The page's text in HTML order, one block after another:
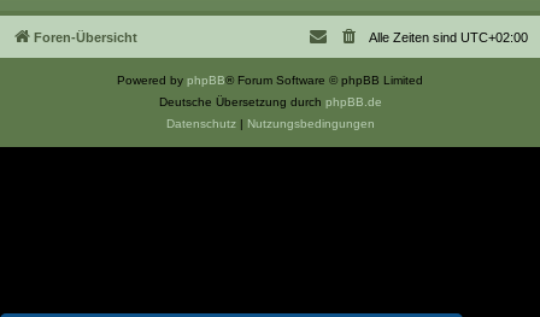
Foren-Übersicht Alle Zeiten sind UTC+02:00
Powered by phpBB® Forum Software © phpBB Limited
Deutsche Übersetzung durch phpBB.de
Datenschutz| Nutzungsbedingungen